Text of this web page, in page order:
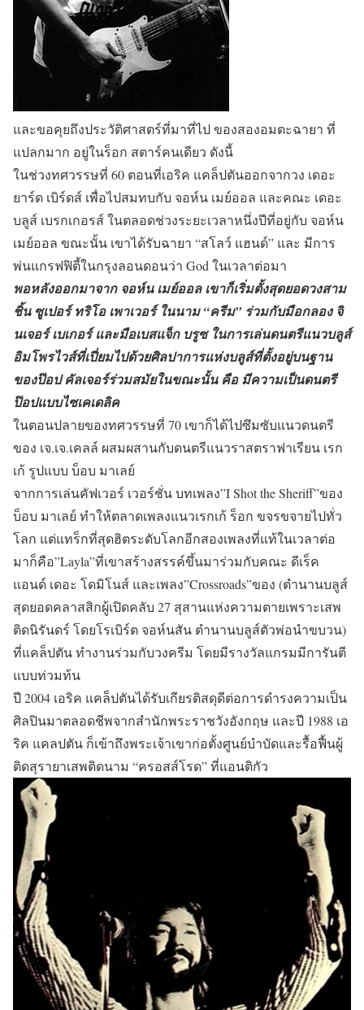
และขอคุยถึงประวัติศาสตร์ที่มาที่ไป ของสองอมตะฉายา ที่
แปลกมาก อยู่ในร็อก สตาร์คนเดียว ดังนี้
ในช่วงทศวรรษที่ 60 ตอนที่เอริค แคล็ปตันออกจากวง เดอะ
ยาร์ด เบิร์ดส์ เพื่อไปสมทบกับ จอห์น เมย์ออล และคณะ เดอะ
บลูส์ เบรกเกอรส์ ในตลอดช่วงระยะเวลาหนึ่งปีที่อยู่กับ จอห์น
เมย์ออล ขณะนั้น เขาได้รับฉายา “สโลว์ แฮนด์” และ มีการ
พ่นแกรฟฟิตี้ในกรุงลอนดอนว่า God ในเวลาต่อมา
พอหลังออกมาจาก จอห์น เมย์ออล เขาก็เริ่มตั้งสุดยอดวงสาม
ชิ้น ซูเปอร์ ทริโอ เพาเวอร์ ในนาม “ครีม” ร่วมกับมือกลอง จิ
นเจอร์ เบเกอร์ และมือเบสแจ็ก บรูซ ในการเล่นดนตรีแนวบลูส์
อิมโพรไวส์ที่เปี่ยมไปด้วยศิลปาการแห่งบลูส์ที่ตั้งอยู่บนฐาน
ของป๊อป คัลเจอร์ร่วมสมัยในขณะนั้น คือ มีความเป็นดนตรี
ป๊อปแบบไซเคเดลิค
ในตอนปลายของทศวรรษที่ 70 เขาก็ได้ไปซึมซับแนวดนตรี
ของ เจ.เจ.เคลล์ ผสมผสานกับดนตรีแนวราสตราฟาเรียน เรก
เก้ รูปแบบ บ็อบ มาเลย์
จากการเล่นคัฟเวอร์ เวอร์ชั่น บทเพลง”I Shot the Sheriff”ของ
บ็อบ มาเลย์ ทำให้ตลาดเพลงแนวเรกเก้ ร็อก ขจรขจายไปทั่ว
โลก แต่แทร็กที่สุดฮิตระดับโลกอีกสองเพลงที่แท้ในเวลาต่อ
มาก็คือ”Layla”ที่เขาสร้างสรรค์ขึ้นมาร่วมกับคณะ ดีเร็ค
แอนด์ เดอะ โดมิโนส์ และเพลง”Crossroads”ของ (ตำนานบลูส์
สุดยอดคลาสสิกผู้เปิดคลับ 27 สุสานแห่งความตายเพราะเสพ
ติดนิรันดร์ โดยโรเบิร์ต จอห์นสัน ตำนานบลูส์ตัวพ่อนำขบวน)
ที่แคล็ปตัน ทำงานร่วมกับวงครีม โดยมีรางวัลแกรมมีการันตี
แบบท่วมท้น
ปี 2004 เอริค แคล็ปตันได้รับเกียรติสดุดีต่อการดำรงความเป็น
ศิลปินมาตลอดชีพจากสำนักพระราชวังอังกฤษ และปี 1988 เอ
ริค แคลปตัน ก็เข้าถึงพระเจ้าเขาก่อตั้งศูนย์บำบัดและรื้อฟื้นผู้
ติดสุรายาเสพติดนาม “ครอสส์โรด” ที่แอนติกัว